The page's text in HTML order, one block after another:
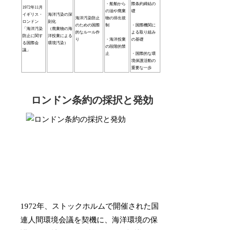
1972年11月
イギリス・
ロンドン
「海洋汚染
防止に関す
る国際会
議」
海洋汚染の深
刻化
（廃棄物の海
洋投棄による
環境汚染）
海洋汚染防止
のための国際
的なルール作
り
・船舶から
の油や廃棄
物の排出規
制
・海洋投棄
の段階的禁
止
際条約締結の
礎
・国際機関に
よる取り組み
の基礎
・国際的な環
境保護活動の
重要な一歩
ロンドン条約の採択と発効
1972年、ストックホルムで開催された国
連人間環境会議を契機に、海洋環境の保